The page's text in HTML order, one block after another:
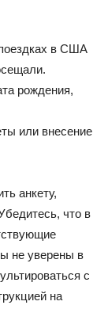
в США
рождения,
или внесение
анкету,
что в
не уверены в
с
на